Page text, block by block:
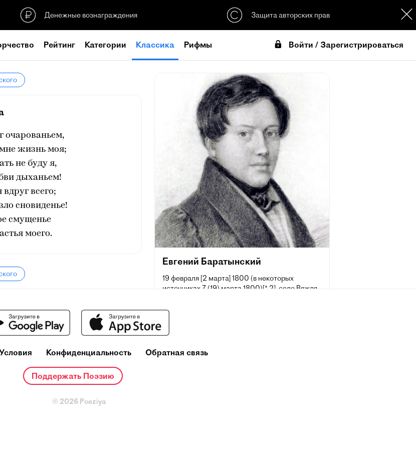
Денежные вознаграждения Защита авторских прав
Рейтинг Категории Классика Рифмы Войти / Зарегистрироваться
очарованьем,
жизнь моя;
не буду я,
дыханьем!
всего;
сновиденье!
смущенье
моего.
Евгений Баратынский
19 февраля [2 марта] 1800 (в некоторых
источниках 7 (19) марта 1800)[* 2], село Вяжля,
июня [11 июля] 1844, Неаполь) — русский поэт,
русской литературы.
Конфиденциальность Обратная связь
Поддержать Поэзию
© 2026 Poeziya